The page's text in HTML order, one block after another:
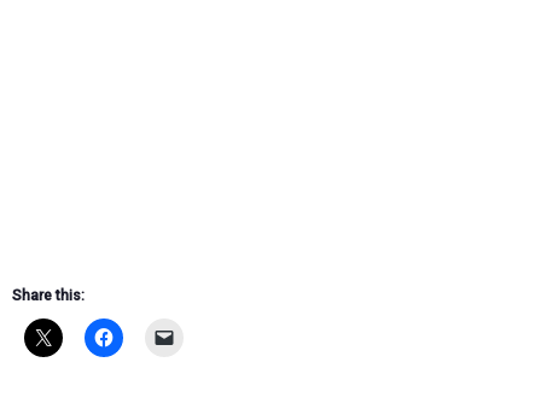
Share this: